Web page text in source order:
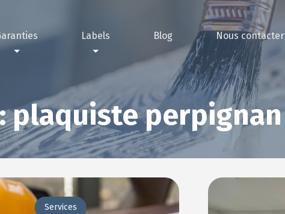
technicien contrôleur
Labels
Label RGE
Blog Nous contacter
plaquiste perpignan
Services